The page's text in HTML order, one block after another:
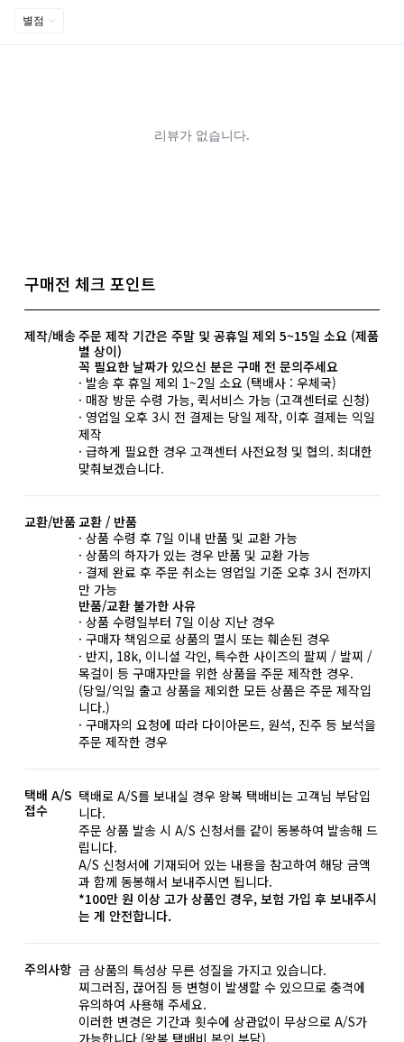
구매전 체크 포인트
제작/배송주문 제작 기간은 주말 및 공휴일 제외 5~15일 소요 (제품
별 상이)
꼭 필요한 날짜가 있으신 분은 구매 전 문의주세요
· 발송 후 휴일 제외 1~2일 소요 (택배사 : 우체국)
· 매장 방문 수령 가능, 퀵서비스 가능 (고객센터로 신청)
· 영업일 오후 3시 전 결제는 당일 제작, 이후 결제는 익일
제작
· 급하게 필요한 경우 고객센터 사전요청 및 협의. 최대한
맞춰보겠습니다.
교환/반품 교환 / 반품
· 상품 수령 후 7일 이내 반품 및 교환 가능
· 상품의 하자가 있는 경우 반품 및 교환 가능
· 결제 완료 후 주문 취소는 영업일 기준 오후 3시 전까지
만 가능
반품/교환 불가한 사유
· 상품 수령일부터 7일 이상 지난 경우
· 구매자 책임으로 상품의 멸시 또는 훼손된 경우
· 반지, 18k, 이니셜 각인, 특수한 사이즈의 팔찌 / 발찌 /
목걸이 등 구매자만을 위한 상품을 주문 제작한 경우.
(당일/익일 출고 상품을 제외한 모든 상품은 주문 제작입
니다.)
· 구매자의 요청에 따라 다이아몬드, 원석, 진주 등 보석을
주문 제작한 경우
택배 A/S
접수
택배로 A/S를 보내실 경우 왕복 택배비는 고객님 부담입
니다.
주문 상품 발송 시 A/S 신청서를 같이 동봉하여 발송해 드
립니다.
A/S 신청서에 기재되어 있는 내용을 참고하여 해당 금액
과 함께 동봉해서 보내주시면 됩니다.
*100만 원 이상 고가 상품인 경우, 보험 가입 후 보내주시
는 게 안전합니다.
주의사항 금 상품의 특성상 무른 성질을 가지고 있습니다.
찌그러짐, 끊어짐 등 변형이 발생할 수 있으므로 충격에
유의하여 사용해 주세요.
이러한 변경은 기간과 횟수에 상관없이 무상으로 A/S가
가능합니다.(왕복 택배비 본인 부담)